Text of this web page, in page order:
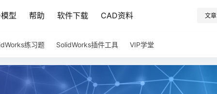
型 帮助 软件下载 CAD资料 文章
练习题 SolidWorks插件工具 VIP学堂